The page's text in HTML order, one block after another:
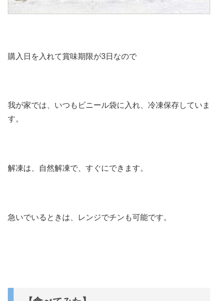
購入日を入れて賞味期限が3日なので
我が家では、いつもビニール袋に入れ、冷凍保存していま
す。
解凍は、自然解凍で、すぐにできます。
急いでいるときは、レンジでチンも可能です。